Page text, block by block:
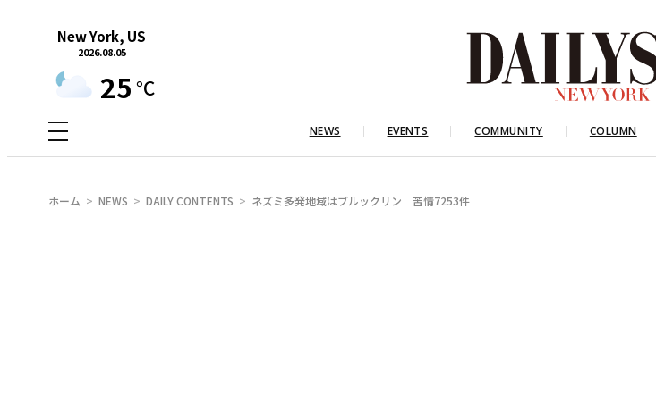
New York, US
2026.08.05
25 °C
NEWS EVENTS COMMUNITY COLUMN
ホーム NEWS DAILY CONTENTS ネズミ多発地域はブルックリン 苦情7253件